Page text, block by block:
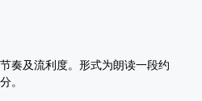
及流利度。形式为朗读一段约
。